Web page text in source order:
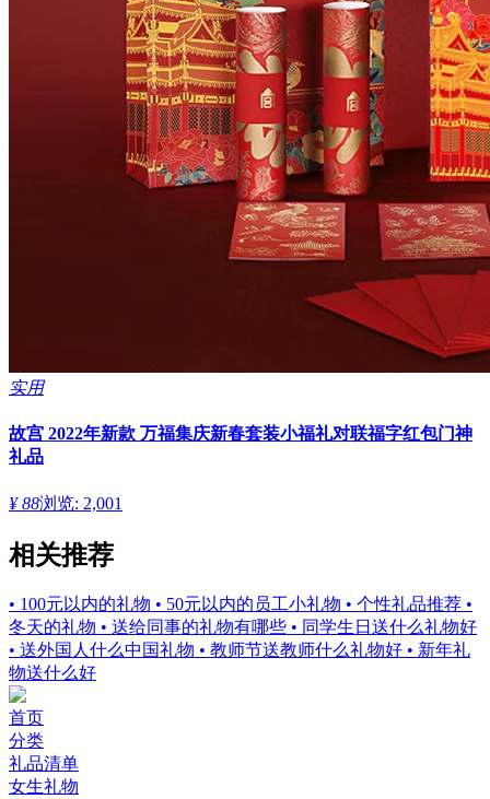
实用
故宫 2022年新款 万福集庆新春套装小福礼对联福字红包门神
礼品
¥ 88浏览: 2,001
相关推荐
• 100元以内的礼物 • 50元以内的员工小礼物 • 个性礼品推荐 •
冬天的礼物 • 送给同事的礼物有哪些 • 同学生日送什么礼物好
• 送外国人什么中国礼物 • 教师节送教师什么礼物好 • 新年礼
物送什么好
首页
分类
礼品清单
女生礼物